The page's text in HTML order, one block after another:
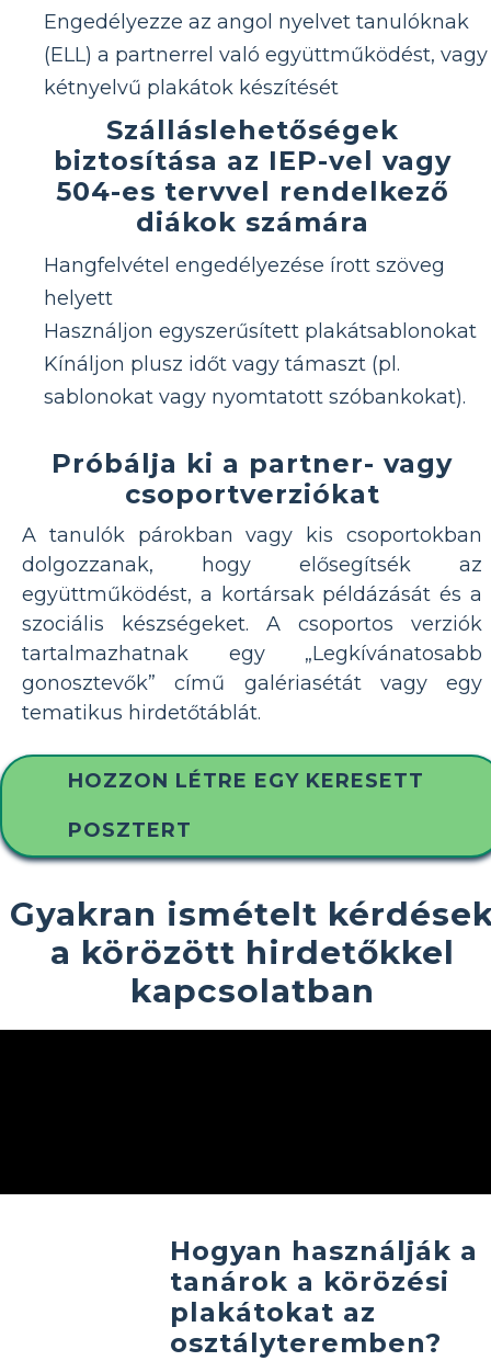
Engedélyezze az angol nyelvet tanulóknak
(ELL) a partnerrel való együttműködést, vagy
kétnyelvű plakátok készítését
Szálláslehetőségek
biztosítása az IEP-vel vagy
504-es tervvel rendelkező
diákok számára
Hangfelvétel engedélyezése írott szöveg
helyett
Használjon egyszerűsített plakátsablonokat
Kínáljon plusz időt vagy támaszt (pl.
sablonokat vagy nyomtatott szóbankokat).
Próbálja ki a partner- vagy
csoportverziókat
A tanulók párokban vagy kis csoportokban
dolgozzanak, hogy elősegítsék az
együttműködést, a kortársak példázását és a
szociális készségeket. A csoportos verziók
tartalmazhatnak egy „Legkívánatosabb
gonosztevők” című galériasétát vagy egy
tematikus hirdetőtáblát.
HOZZON LÉTRE EGY KERESETT
POSZTERT
Gyakran ismételt
a körözött hirdetőkkel
kapcsolatban
Hogyan használják a
tanárok a körözési
plakátokat az
osztályteremben?